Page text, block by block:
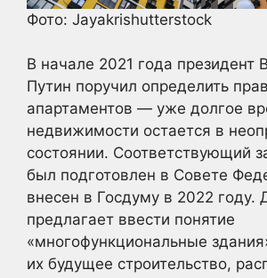
Фото: Jayakrishutterstock
В начале 2021 года президент
Путин поручил определить
апартаментов — уже долгое
недвижимости остается в
состоянии. Соответствующий
был подготовлен в Совете
внесен в Госдуму в 2022 году.
предлагает ввести понятие
«многофункциональные
их будущее строительство,